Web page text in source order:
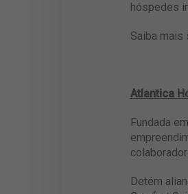
hóspedes
Saiba mais
Atlantica
Fundada
Detém